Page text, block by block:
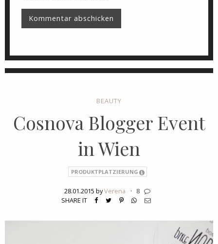
BEAUTY
Cosnova Blogger Event
in Wien
PRODUKTPLATZIERUNG
28.01.2015 byVerena ·
8
SHARE IT